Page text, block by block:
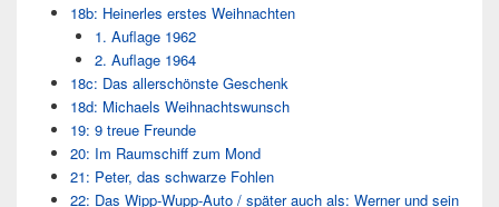
18b: Heinerles erstes Weihnachten
1. Auflage 1962
2. Auflage 1964
18c: Das allerschönste Geschenk
18d: Michaels Weihnachtswunsch
19: 9 treue Freunde
20: Im Raumschiff zum Mond
21: Peter, das schwarze Fohlen
22: Das Wipp-Wupp-Auto / später auch als: Werner und sein